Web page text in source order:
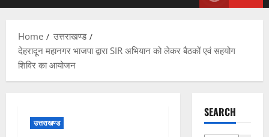
Home
उत्तराखण्ड
देहरादून महानगर भाजपा द्वारा SIR अभियान को लेकर बैठकों एवं सहयोग
शिविर का आयोजन
उत्तराखण्ड
SEARCH